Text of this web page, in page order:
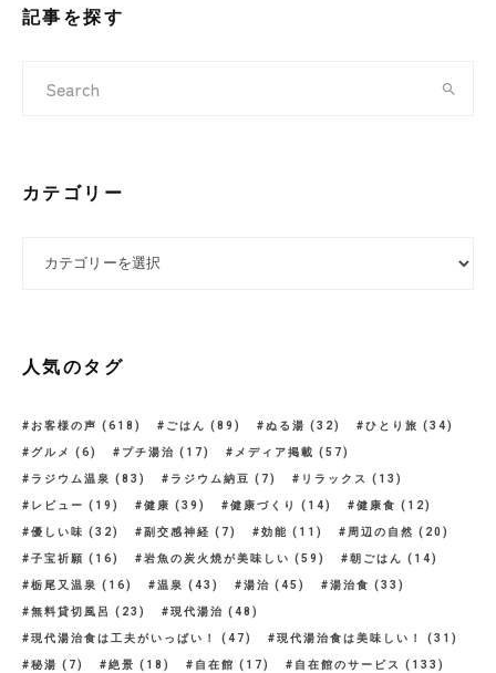
記事を探す
カテゴリー
人気のタグ
お客様の声 (618) ごはん (89) ぬる湯 (32) ひとり旅 (34)
グルメ (6) プチ湯治 (17) メディア掲載 (57)
ラジウム温泉 (83) ラジウム納豆 (7) リラックス (13)
レビュー (19) 健康 (39) 健康づくり (14) 健康食 (12)
優しい味 (32) 副交感神経 (7) 効能 (11) 周辺の自然 (20)
子宝祈願 (16) 岩魚の炭火焼が美味しい (59) 朝ごはん (14)
栃尾又温泉 (16) 温泉 (43) 湯治 (45) 湯治食 (33)
無料貸切風呂 (23) 現代湯治 (48)
現代湯治食は工夫がいっぱい！ (47) 現代湯治食は美味しい！ (31)
秘湯 (7) 絶景 (18) 自在館 (17) 自在館のサービス (133)